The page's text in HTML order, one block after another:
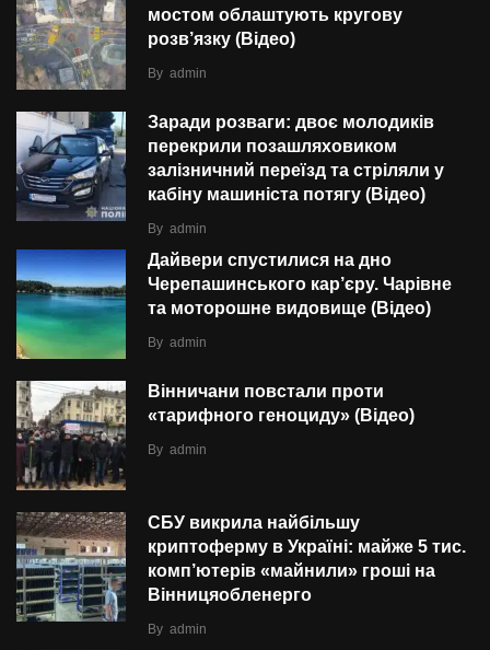
мостом облаштують кругову
розв’язку (Відео)
By admin
Заради розваги: двоє молодиків
перекрили позашляховиком
залізничний переїзд та стріляли у
кабіну машиніста потягу (Відео)
By admin
Дайвери спустилися на дно
Черепашинського кар’єру. Чарівне
та моторошне видовище (Відео)
By admin
Вінничани повстали проти
«тарифного геноциду» (Відео)
By admin
СБУ викрила найбільшу
криптоферму в Україні: майже 5 тис.
комп’ютерів «майнили» гроші на
Вінницяобленерго
By admin